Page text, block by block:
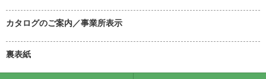
カタログのご案内／事業所表示
裏表紙